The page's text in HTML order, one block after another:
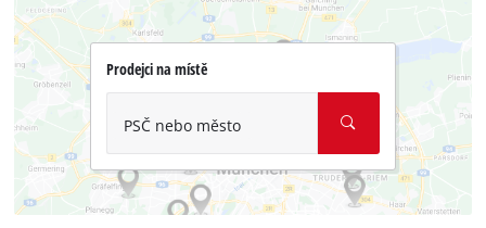
Prodejci na místě
PSČ nebo město